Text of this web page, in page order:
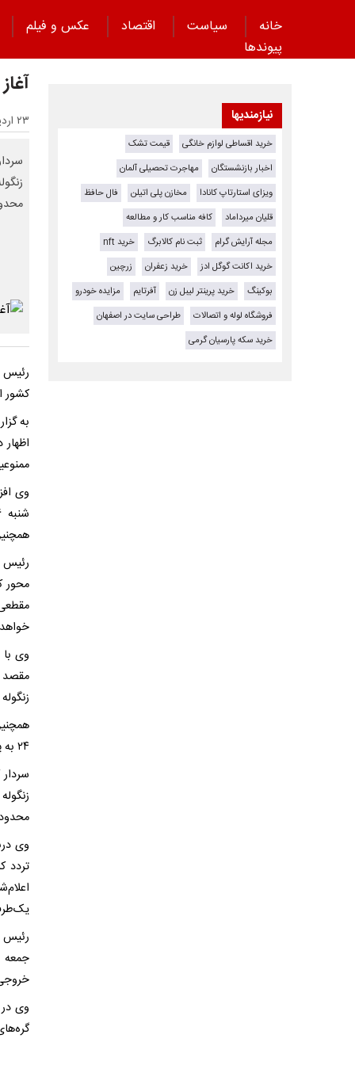
خانه سیاست اقتصاد
عکس و فیلم
پیوند‌ها
۲۳ اردیبهشت ۱۴۰۵ - ۰۹:۵۶
رئیس
کشور
به
رئیس
محور
۲۴ به پایان می‌رسد.
وی
تردد
رئیس
وی
نیازمندیها
خرید اقساطی لوازم خانگی
قیمت تشک
اخبار بازنشستگان
مهاجرت تحصیلی آلمان
ویزای استارتاپ کانادا
مخازن پلی اتیلن
فال حافظ
قلیان میرداماد
کافه مناسب کار و مطالعه
مجله آرایش گرام
ثبت نام کالابرگ
خرید nft
خرید اکانت گوگل ادز
خرید زعفران
زرچین
بوکینگ
خرید پرینتر لیبل زن آفرتایم
مزایده خودرو
فروشگاه لوله و اتصالات
طراحی سایت در اصفهان
خرید سکه پارسیان گرمی